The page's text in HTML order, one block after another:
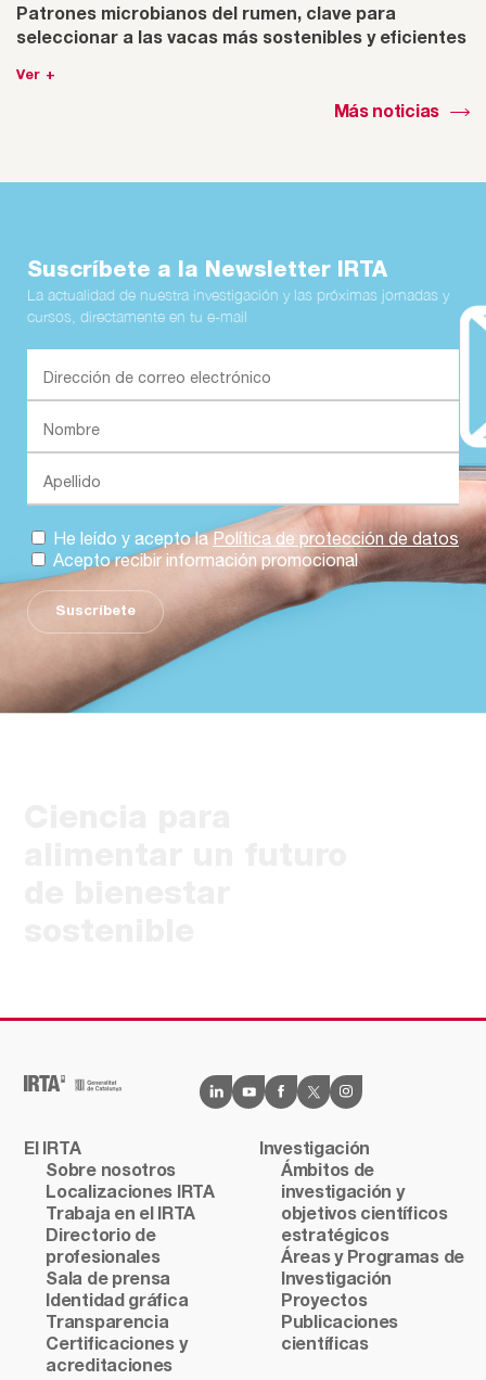
Patrones microbianos del rumen, clave para
seleccionar a las vacas más sostenibles y eficientes
Ver +
Más noticias
Suscríbete a la Newsletter IRTA
La actualidad de nuestra investigación y las próximas jornadas y
cursos, directamente en tu e-mail
He leído y acepto la Política de protección de datos
Acepto recibir información promocional
Suscríbete
El IRTA
Sobre nosotros
Localizaciones IRTA
Trabaja en el IRTA
Directorio de
profesionales
Sala de prensa
Identidad gráfica
Transparencia
Certificaciones y
acreditaciones
Investigación
Ámbitos de
investigación y
objetivos científicos
estratégicos
Áreas y Programas de
Investigación
Proyectos
Publicaciones
científicas